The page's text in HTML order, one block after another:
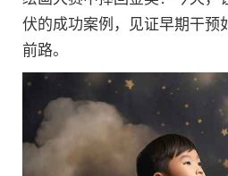
伏的成功案例，见证早期干预
前路。